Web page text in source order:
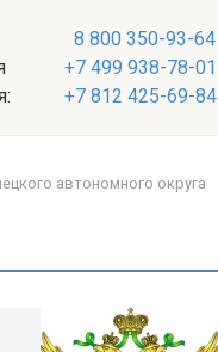
8 800 350-93-64
+7 499 938-78-01
+7 812 425-69-84
автономного округа